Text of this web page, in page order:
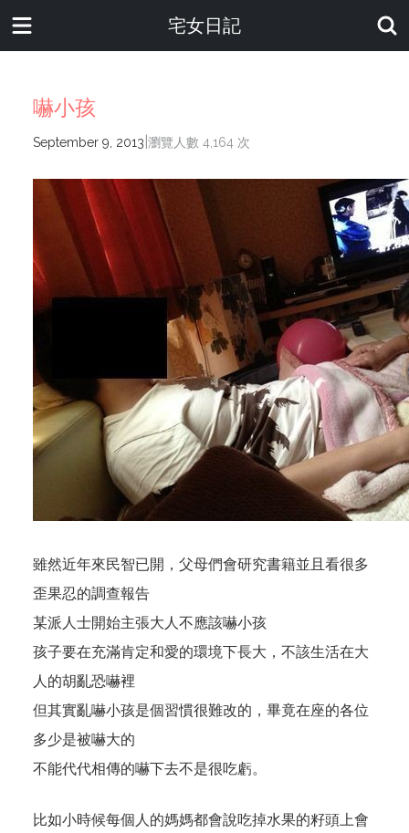
宅女日記
嚇小孩
September 9, 2013 瀏覽人數 4,164 次
雖然近年來民智已開，父母們會研究書籍並且看很多
歪果忍的調查報告
某派人士開始主張大人不應該嚇小孩
孩子要在充滿肯定和愛的環境下長大，不該生活在大
人的胡亂恐嚇裡
但其實亂嚇小孩是個習慣很難改的，畢竟在座的各位
多少是被嚇大的
不能代代相傳的嚇下去不是很吃虧。
比如小時候每個人的媽媽都會說吃掉水果的籽頭上會